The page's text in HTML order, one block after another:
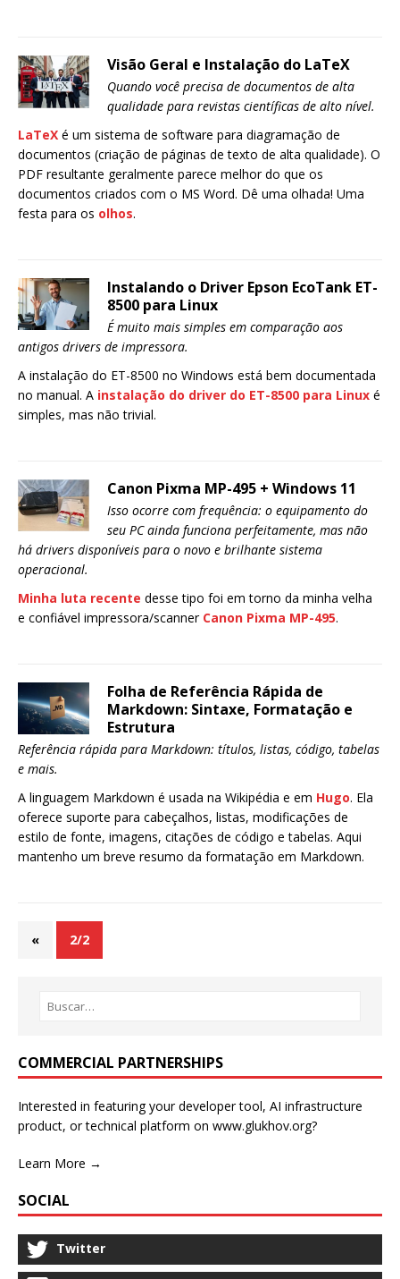
Visão Geral e Instalação do LaTeX
Quando você precisa de documentos de alta
qualidade para revistas científicas de alto nível.
LaTeX é um sistema de software para diagramação de
documentos (criação de páginas de texto de alta qualidade). O
PDF resultante geralmente parece melhor do que os
documentos criados com o MS Word. Dê uma olhada! Uma
festa para os olhos.
Instalando o Driver Epson EcoTank ET-
8500 para Linux
É muito mais simples em comparação aos
antigos drivers de impressora.
A instalação do ET-8500 no Windows está bem documentada
no manual. A instalação do driver do ET-8500 para Linux é
simples, mas não trivial.
Canon Pixma MP-495 + Windows 11
Isso ocorre com frequência: o equipamento do
seu PC ainda funciona perfeitamente, mas não
há drivers disponíveis para o novo e brilhante sistema
operacional.
Minha luta recente desse tipo foi em torno da minha velha
e confiável impressora/scanner Canon Pixma MP-495.
Folha de Referência Rápida de
Markdown: Sintaxe, Formatação e
Estrutura
Referência rápida para Markdown: títulos, listas, código, tabelas
e mais.
A linguagem Markdown é usada na Wikipédia e em Hugo. Ela
oferece suporte para cabeçalhos, listas, modificações de
estilo de fonte, imagens, citações de código e tabelas. Aqui
mantenho um breve resumo da formatação em Markdown.
« 2/2
COMMERCIAL PARTNERSHIPS
Interested in featuring your developer tool, AI infrastructure
product, or technical platform on www.glukhov.org?
Learn More →
SOCIAL
Twitter